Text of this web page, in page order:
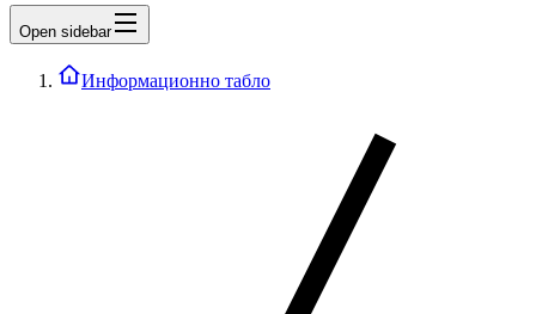
Open sidebar
Информационно табло